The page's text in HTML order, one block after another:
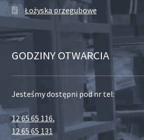
Łożyska przegubowe
GODZINY OTWARCIA
Jesteśmy dostępni pod nr tel:
12 65 65 116,
12 65 65 131